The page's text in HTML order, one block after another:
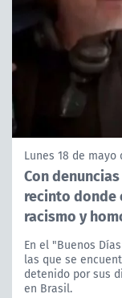
Lunes 18 de mayo
Con
recinto
racismo y
En el "Buenos
las que se
detenido por sus
en Brasil.